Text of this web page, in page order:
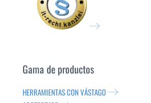
Gama de productos
HERRAMIENTAS CON VÁSTAGO